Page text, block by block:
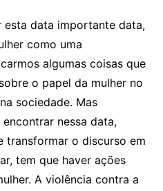
esta data importante data,
como uma
algumas coisas que
o papel da mulher no
sociedade. Mas
nessa data,
transformar o discurso em
tem que haver ações
A violência contra a